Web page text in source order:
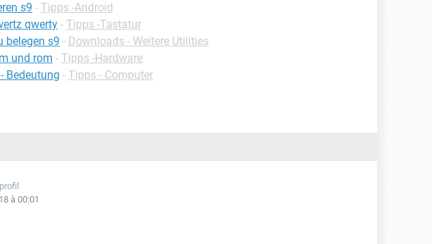
s9 - Tipps -Android
qwerty - Tipps -Tastatur
belegen s9 - Downloads - Weitere Utilities
und rom - Tipps -Hardware
Bedeutung - Tipps - Computer
à 00:01